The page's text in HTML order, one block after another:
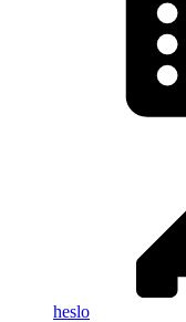
heslo